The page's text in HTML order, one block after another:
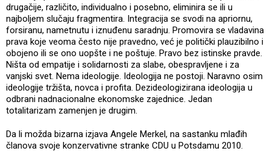
drugačije, različito, individualno i posebno, eliminira se ili u
najboljem slučaju fragmentira. Integracija se svodi na apriornu,
forsiranu, nametnutu i iznuđenu saradnju. Promovira se vladavina
prava koje veoma često nije pravedno, već je politički plauzibilno i
obojeno ili se ono uopšte i ne poštuje. Pravo bez istinske pravde.
Ništa od empatije i solidarnosti za slabe, obespravljene i za
vanjski svet. Nema ideologije. Ideologija ne postoji. Naravno osim
ideologije tržišta, novca i profita. Dezideologizirana ideologija u
odbrani nadnacionalne ekonomske zajednice. Jedan
totalitarizam zamenjen je drugim.
Da li možda bizarna izjava Angele Merkel, na sastanku mlađih
članova svoje konzervativne stranke CDU u Potsdamu 2010.